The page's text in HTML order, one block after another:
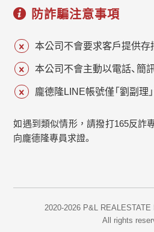
防詐騙注意事項
本公司不會要求客戶提供存
本公司不會主動以電話、簡
龐德隆LINE帳號僅「劉副理
如遇到類似情形，請撥打165反詐
向龐德隆專員求證。
2020-2026 P&L REALESTATE
All rights